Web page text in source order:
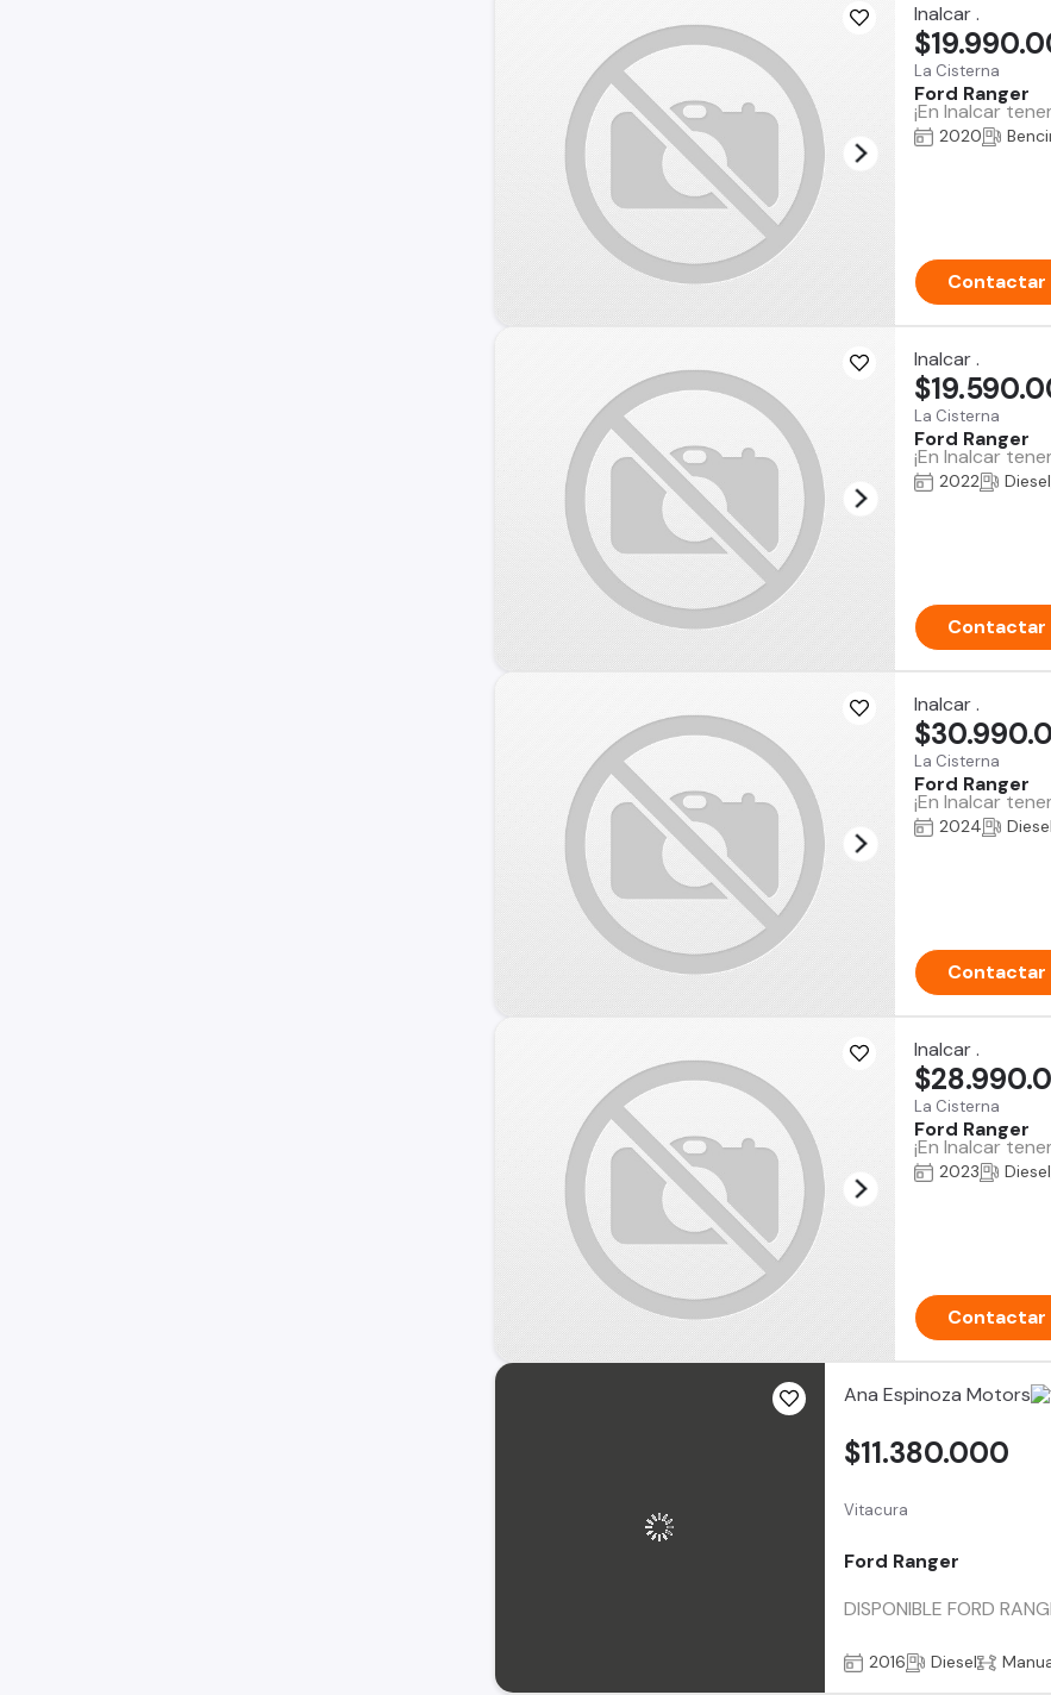
Inalcar .
La Cisterna
Ford Ranger
¡En Inalcar
2020
Contactar
Inalcar .
La Cisterna
Ford Ranger
¡En Inalcar
2022 Diesel
Contactar
Inalcar .
La Cisterna
Ford Ranger
¡En Inalcar
2024 Diesel
Contactar
Inalcar .
La Cisterna
Ford Ranger
¡En Inalcar
2023 Diesel
Contactar
Ana Espinoza Motors
Vitacura
Ford Ranger
DISPONIBLE FORD
$11.380.000
2016 Diesel